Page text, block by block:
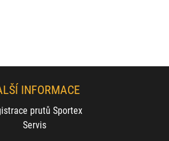
INFORMACE
prutů Sportex
Servis